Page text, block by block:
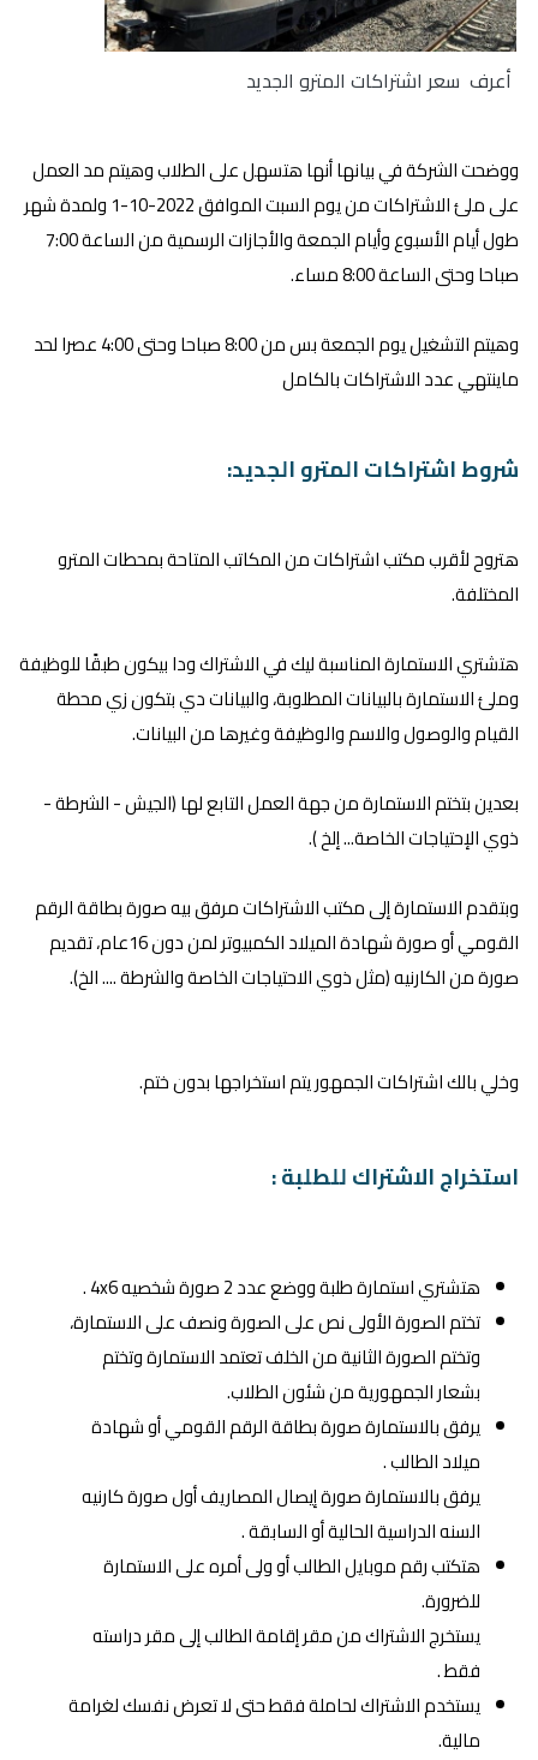
أعرف سعر اشتراكات المترو الجديد
ووضحت الشركة في بيانها أنها هتسهل على الطلاب وهيتم مد العمل
على ملئ الاشتراكات من يوم السبت الموافق 2022-10-1 ولمدة شهر
طول أيام الأسبوع وأيام الجمعة والأجازات الرسمية من الساعة 7:00
صباحا وحتى الساعة 8:00 مساء.
وهيتم التشغيل يوم الجمعة بس من 8:00 صباحا وحتى 4:00 عصرا لحد
ماينتهي عدد الاشتراكات بالكامل
شروط اشتراكات المترو الجديد:
هتروح لأقرب مكتب اشتراكات من المكاتب المتاحة بمحطات المترو
المختلفة.
هتشتري الاستمارة المناسبة ليك في الاشتراك ودا بيكون طبقًا للوظيفة
وملئ الاستمارة بالبيانات المطلوبة، والبيانات دي بتكون زي محطة
القيام والوصول والاسم والوظيفة وغيرها من البيانات.
بعدين بتختم الاستمارة من جهة العمل التابع لها (الجيش - الشرطة -
ذوي الإحتياجات الخاصة... إلخ ).
وبتقدم الاستمارة إلى مكتب الاشتراكات مرفق بيه صورة بطاقة الرقم
القومي أو صورة شهادة الميلاد الكمبيوتر لمن دون 16عام، تقديم
صورة من الكارنيه (مثل ذوي الاحتياجات الخاصة والشرطة .... الخ).
وخلي بالك اشتراكات الجمهور يتم استخراجها بدون ختم.
استخراج الاشتراك للطلبة :
هتشتري استمارة طلبة ووضع عدد 2 صورة شخصيه 4x6 .
تختم الصورة الأولى نص على الصورة ونصف على الاستمارة،
وتختم الصورة الثانية من الخلف تعتمد الاستمارة وتختم
بشعار الجمهورية من شئون الطلاب.
يرفق بالاستمارة صورة بطاقة الرقم القومي أو شهادة
ميلاد الطالب .
يرفق بالاستمارة صورة إيصال المصاريف أول صورة كارنيه
السنه الدراسية الحالية أو السابقة .
هتكتب رقم موبايل الطالب أو ولى أمره على الاستمارة
للضرورة.
يستخرج الاشتراك من مقر إقامة الطالب إلى مقر دراسته
فقط .
يستخدم الاشتراك لحاملة فقط حتى لا تعرض نفسك لغرامة
مالية.